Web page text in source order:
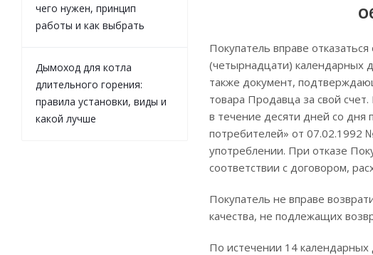
Покупатель вправе
(четырнадцати) календарных
также документ,
товара Продавца за свой
в течение десяти дней со дня
потребителей» от 07.02.1992
употреблении. При отказе
соответствии с договором,
Покупатель не вправе
качества, не подлежащих
По истечении 14 календарных
чего нужен, принцип
работы и как выбрать
Дымоход для котла
длительного горения:
правила установки, виды и
какой лучше